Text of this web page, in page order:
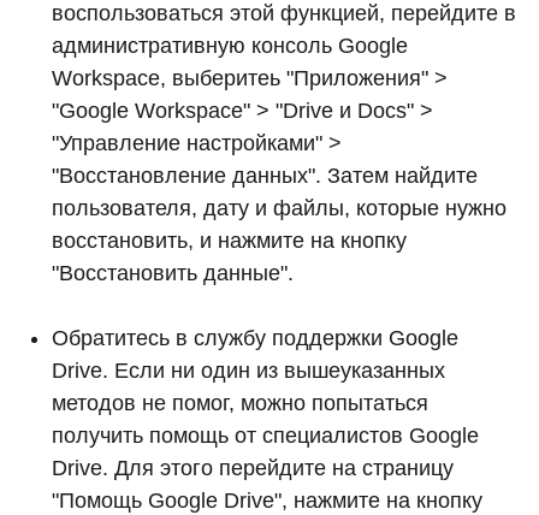
воспользоваться этой функцией, перейдите в
административную консоль Google
Workspace, выберитеь "Приложения" >
"Google Workspace" > "Drive и Docs" >
"Управление настройками" >
"Восстановление данных". Затем найдите
пользователя, дату и файлы, которые нужно
восстановить, и нажмите на кнопку
"Восстановить данные".
Обратитесь в службу поддержки Google
Drive. Если ни один из вышеуказанных
методов не помог, можно попытаться
получить помощь от специалистов Google
Drive. Для этого перейдите на страницу
"Помощь Google Drive", нажмите на кнопку